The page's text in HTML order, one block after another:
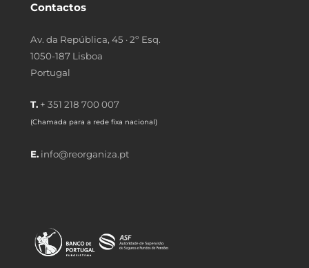
Contactos
Av. da República, 45 · 2º Esq.
1050-187 Lisboa
Portugal
T. + 351 218 700 007
(Chamada para a rede fixa nacional)
E. info@reorganiza.pt